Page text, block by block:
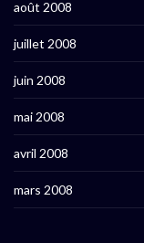
août 2008
juillet 2008
juin 2008
mai 2008
avril 2008
mars 2008